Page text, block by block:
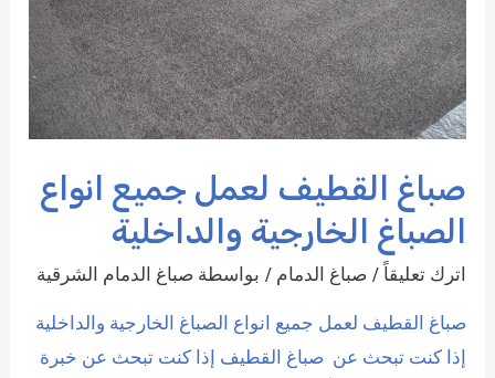
صباغ القطيف لعمل جميع انواع
الصباغ الخارجية والداخلية
اترك تعليقاً /صباغ الدمام / بواسطة صباغ الدمام الشرقية
صباغ القطيف لعمل جميع انواع الصباغ الخارجية والداخلية
إذا كنت تبحث عن صباغ القطيف إذا كنت تبحث عن خبرة